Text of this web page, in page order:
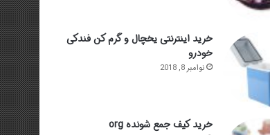
خرید اینترنتی یخچال و گرم کن فندکی
خودرو
نوامبر 8, 2018
خرید کیف جمع شونده org